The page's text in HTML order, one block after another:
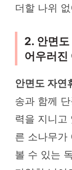
더할 나위
2. 안면도
어우러진
안면도 자연
송과 함께
력을 지니고
른 소나무가
볼 수 있는